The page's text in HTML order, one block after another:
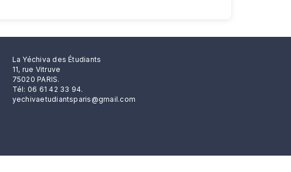
La Yéchiva des Étudiants
11, rue Vitruve
75020 PARIS.
Tél: 06 61 42 33 94.
yechivaetudiantsparis@gmail.com